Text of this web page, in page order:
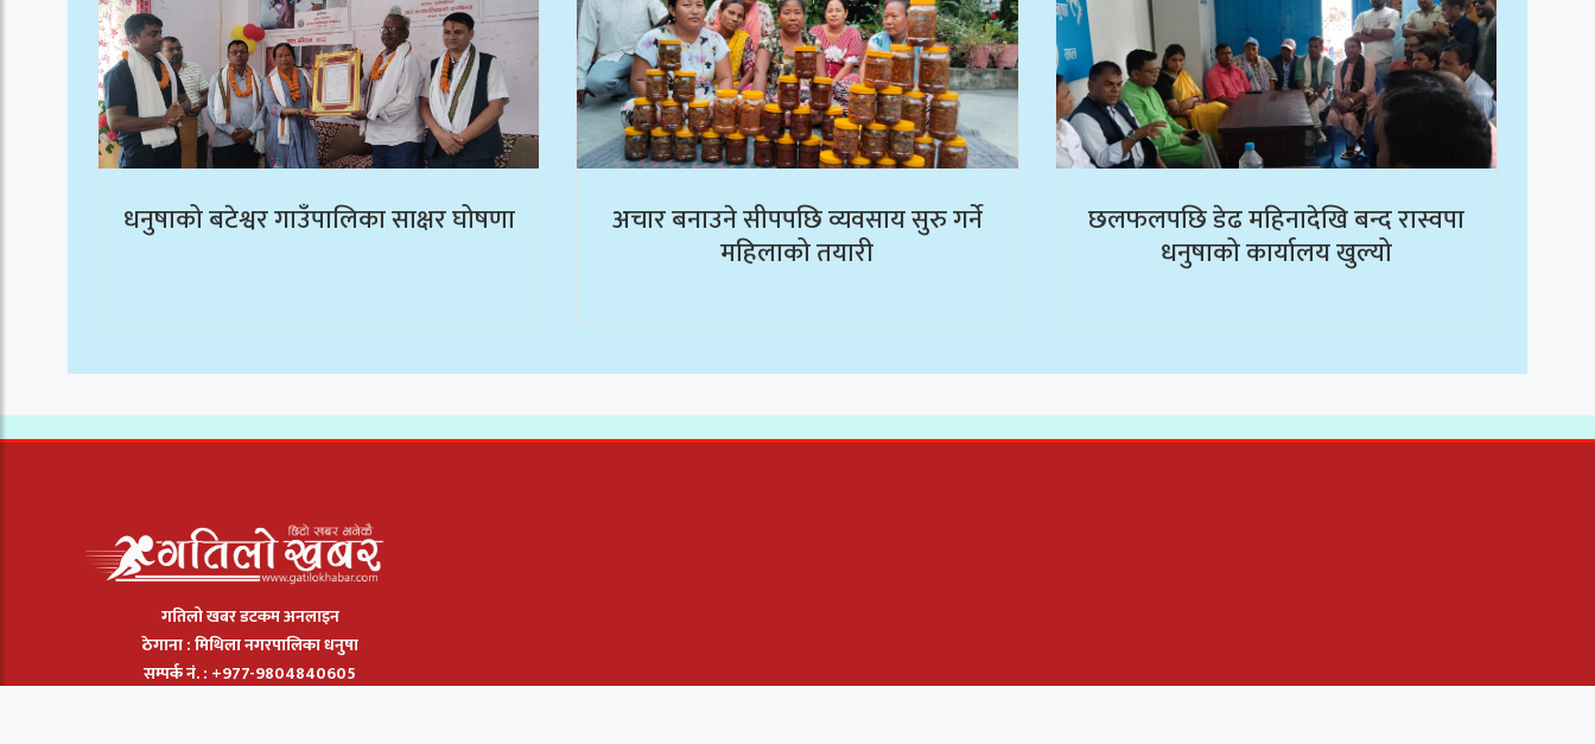
धनुषाको बटेश्वर गाउँपालिका साक्षर घोषणा अचार बनाउने सीपपछि व्यवसाय सुरु गर्ने
महिलाको तयारी
छलफलपछि डेढ महिनादेखि बन्द रास्वपा
धनुषाको कार्यालय खुल्यो
गतिलो खबर डटकम अनलाइन
ठेगाना : मिथिला नगरपालिका धनुषा
सम्पर्क नं. : +977-9804840605